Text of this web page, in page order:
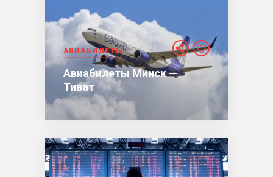
АВИАБИЛЕТЫ
Авиабилеты Минск —
Тиват
7 лет назад